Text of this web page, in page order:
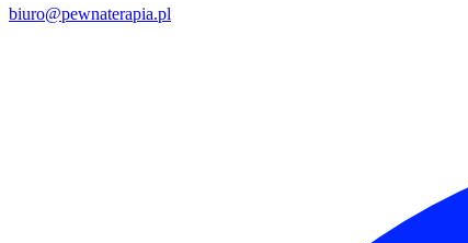
biuro@pewnaterapia.pl